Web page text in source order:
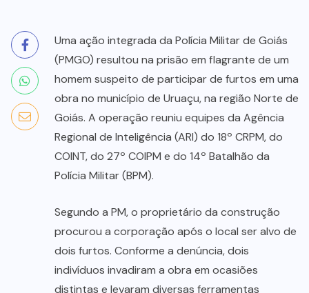
Uma ação integrada da Polícia Militar de Goiás
(PMGO) resultou na prisão em flagrante de um
homem suspeito de participar de furtos em uma
obra no município de Uruaçu, na região Norte de
Goiás. A operação reuniu equipes da Agência
Regional de Inteligência (ARI) do 18º CRPM, do
COINT, do 27º COIPM e do 14º Batalhão da
Polícia Militar (BPM).
Segundo a PM, o proprietário da construção
procurou a corporação após o local ser alvo de
dois furtos. Conforme a denúncia, dois
indivíduos invadiram a obra em ocasiões
distintas e levaram diversas ferramentas